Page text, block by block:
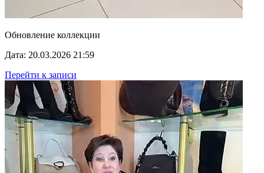
Обновление коллекции
Дата: 20.03.2026 21:59
Перейти к записи